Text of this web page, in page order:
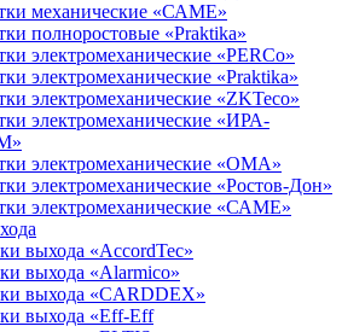
механические «САМЕ»
полноростовые «Praktika»
электромеханические «PERCo»
электромеханические «Praktika»
электромеханические «ZKTeco»
электромеханические «ИРА-
электромеханические «ОМА»
электромеханические «Ростов-Дон»
электромеханические «САМЕ»
выхода «AccordTec»
выхода «Alarmico»
выхода «CARDDEX»
выхода «Eff-Eff